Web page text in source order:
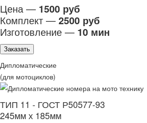
Цена — 1500 руб
Комплект — 2500 руб
Изготовление — 10 мин
Заказать
Дипломатические
(для мотоциклов)
ТИП 11 - ГОСТ Р50577-93
245мм х 185мм